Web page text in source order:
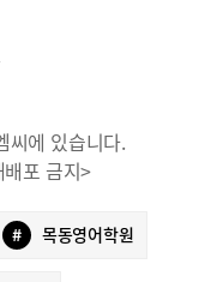
씨에 있습니다.
포 금지>
# 목동영어학원